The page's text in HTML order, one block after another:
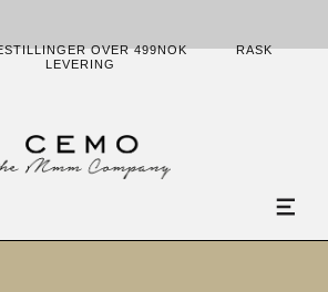
OVER 499NOK
RASK
LEVERING